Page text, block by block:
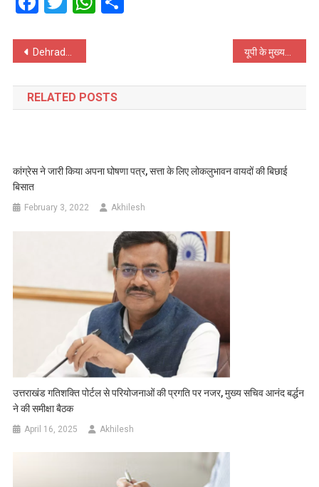
Post
navigation
Dehradun Airport पर शुरू हुई यात्रियों के लिए नई उड़ानें, दो शहरों से जुड़ी राजधानी यूपी के मुख्यमंत्री योगी आदित्यनाथ की भतीजी की शादी में पहुंचे कई दिग्‍गज, तस्‍वीरें आई सामने
RELATED POSTS
कांग्रेस ने जारी किया अपना घोषणा पत्र, सत्ता के लिए लोकलुभावन वायदों की बिछाई
बिसात
February 3, 2022 Akhilesh
उत्तराखंड गतिशक्ति पोर्टल से परियोजनाओं की प्रगति पर नजर, मुख्य सचिव आनंद बर्द्धन
ने की समीक्षा बैठक
April 16, 2025 Akhilesh